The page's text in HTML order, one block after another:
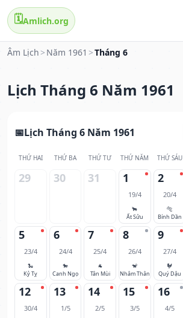
🗓️Amlich.org
Âm Lịch > Năm 1961 >Tháng 6
Lịch Tháng 6 Năm 1961
Lịch Tháng 6 Năm 1961
THỨ HAI THỨ BA THỨ TƯ THỨ NĂM THỨ SÁU
29 30 31 1
19/4
🐂
Ất Sửu
2
20/4
🐅
Bính Dần
5
23/4
🐍
Kỷ Tỵ
6
24/4
🐎
Canh Ngọ
7
25/4
🐐
Tân Mùi
8
26/4
🐒
Nhâm Thân
9
27/4
🐓
Quý Dậu
12
30/4
13
1/5
14
2/5
15
3/5
16
4/5